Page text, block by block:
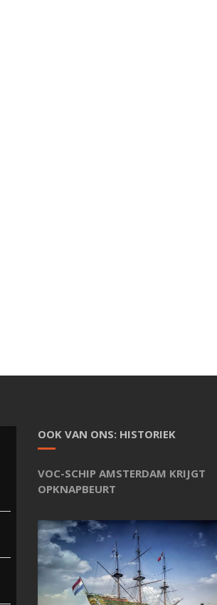
OOK VAN ONS: HISTORIEK
VOC-SCHIP AMSTERDAM KRIJGT
OPKNAPBEURT